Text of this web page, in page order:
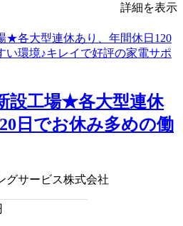
詳細を表示
設工場★各大型連休
日でお休み多めの働
グサービス株式会社